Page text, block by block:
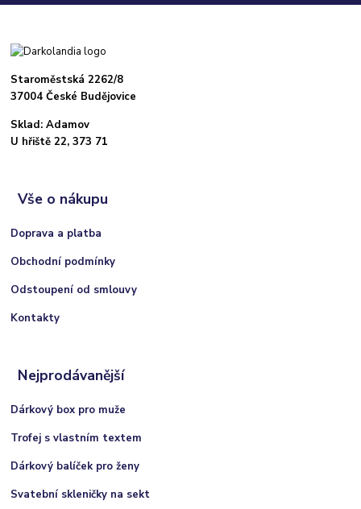
Staroměstská 2262/8
37004 České Budějovice
Sklad: Adamov
U hřiště 22, 373 71
Vše o nákupu
Doprava a platba
Obchodní podmínky
Odstoupení od smlouvy
Kontakty
Nejprodávanější
Dárkový box pro muže
Trofej s vlastním textem
Dárkový balíček pro ženy
Svatební skleničky na sekt